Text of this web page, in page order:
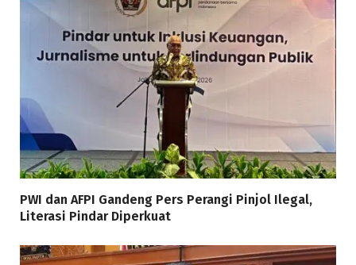
PWI dan AFPI Gandeng Pers Perangi Pinjol Ilegal,
Literasi Pindar Diperkuat